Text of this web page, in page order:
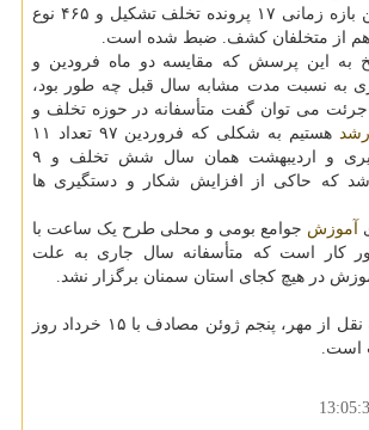
اظهار داشت: در این بازه زمانی ۱۷ پرونده تخلف تشکیل و ۴۶۵ نوع
هم از متخلفان کشف. ضبط شده است.
به این پرسش که مقایسه دو ماه فرودین و
به نسبت مدت مشابه سال قبل چه طور بود،
می توان گفت متأسفانه در حوزه تخلف و
رشد
هستیم به شکلی که فروردین ۹۷ تعداد ۱۱
تخلف و ۲۱ دستگیری و اردیبهشت همان سال شش تخلف و ۹
که حاکی از افزایش شکار و دستگیری ها
آموزش جوامع بومی و محلی طرح یک ساعت با
کار است که متأسفانه سال جاری به علت
در هیچ کجای استان سمنان برگزار نشد.
به گزارش کونفه به نقل از مهر، پنجم ژوئن مصادف با ۱۵ خرداد روز
است.